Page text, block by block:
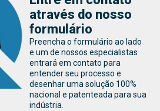
através do nosso
formulário
Preencha o formulário ao lado
e um de nossos especialistas
entrará em contato para
entender seu processo e
desenhar uma solução 100%
nacional e patenteada para sua
indústria.